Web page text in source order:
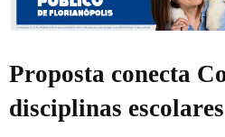
Proposta conecta
disciplinas escolares